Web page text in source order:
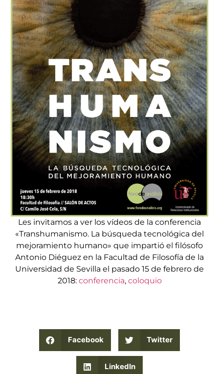
Les invitamos a ver los vídeos de la conferencia
«Transhumanismo. La búsqueda tecnológica del
mejoramiento humano» que impartió el filósofo
Antonio Diéguez en la Facultad de Filosofía de la
Universidad de Sevilla el pasado 15 de febrero de
2018: conferencia, coloquio
Facebook Twitter
LinkedIn